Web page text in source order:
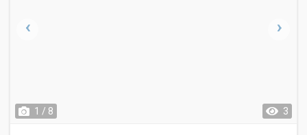
1 / 8 3